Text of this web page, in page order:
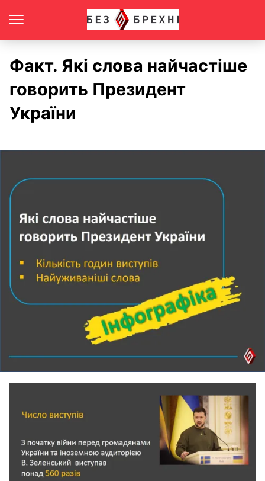
Факт. Які слова найчастіше
говорить Президент
України